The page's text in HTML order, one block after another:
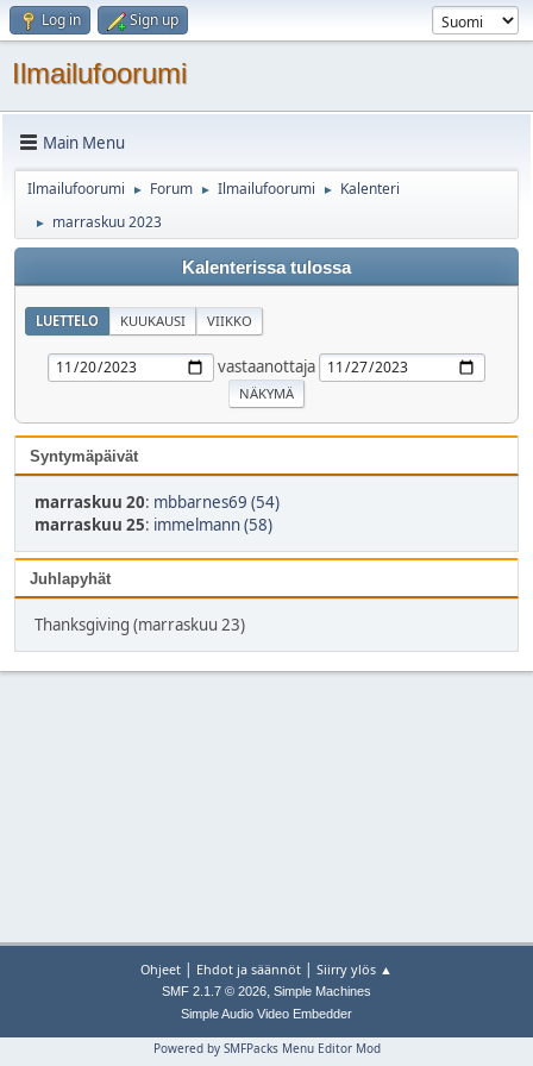
Log in Sign up
Ilmailufoorumi
Main Menu
Ilmailufoorumi ► Forum ► Ilmailufoorumi ► Kalenteri
► marraskuu 2023
Kalenterissa tulossa
LUETTELO KUUKAUSI VIIKKO
vastaanottaja
Syntymäpäivät
marraskuu 20: mbbarnes69 (54)
marraskuu 25: immelmann (58)
Juhlapyhät
Thanksgiving (marraskuu 23)
Ohjeet | Ehdot ja säännöt | Siirry ylös ▲
SMF 2.1.7 © 2026, Simple Machines
Simple Audio Video Embedder
Powered by SMFPacks Menu Editor Mod